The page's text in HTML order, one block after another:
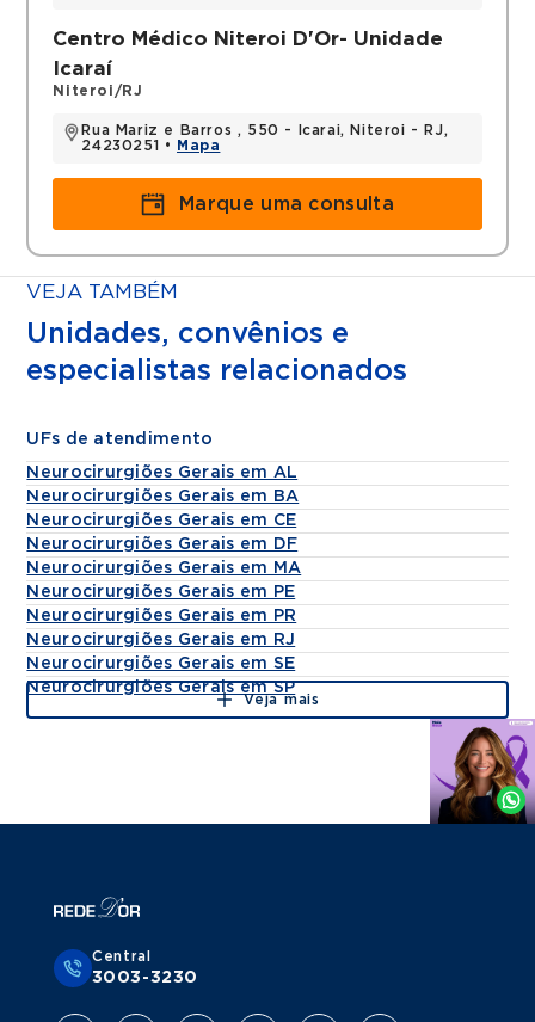
Centro Médico Niteroi D'Or- Unidade
Icaraí
Niteroi/RJ
Rua Mariz e Barros , 550 - Icarai, Niteroi - RJ,
24230251 •
Mapa
Marque uma consulta
VEJA TAMBÉM
Unidades, convênios e
especialistas relacionados
UFs de atendimento
Neurocirurgiões Gerais em AL
Neurocirurgiões Gerais em BA
Neurocirurgiões Gerais em CE
Neurocirurgiões Gerais em DF
Neurocirurgiões Gerais em MA
Neurocirurgiões Gerais em PE
Neurocirurgiões Gerais em PR
Neurocirurgiões Gerais em RJ
Neurocirurgiões Gerais em SE
Neurocirurgiões Gerais em SP
Veja mais
Agende
Whatsapp
Central
3003-3230